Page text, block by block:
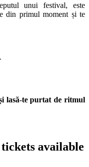
unui festival, este
din primul moment și te
lasă-te purtat de ritmul
available